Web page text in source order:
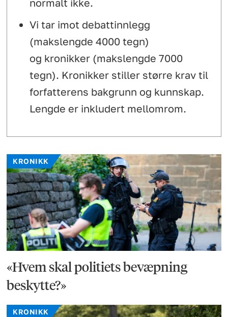
normalt ikke.
Vi tar imot debattinnlegg
(makslengde 4000 tegn)
og kronikker (makslengde 7000
tegn). Kronikker stiller større krav til
forfatterens bakgrunn og kunnskap.
Lengde er inkludert mellomrom.
KRONIKK
«Hvem skal politiets bevæpning
beskytte?»
KRONIKK